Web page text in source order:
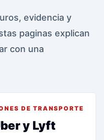
evidencia y
paginas explican
con una
DE TRANSPORTE
y Lyft